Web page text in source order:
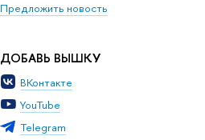
Предложить новость
ДОБАВЬ ВЫШКУ
ВКонтакте
YouTube
Telegram